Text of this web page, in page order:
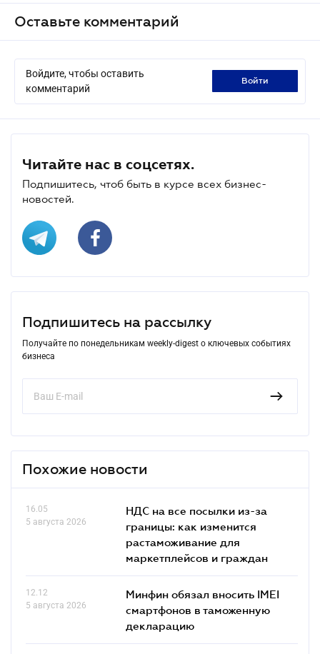
Оставьте комментарий
Войдите, чтобы оставить
комментарий
войти
Читайте нас в соцсетях.
Подпишитесь, чтоб быть в курсе всех бизнес-
новостей.
Подпишитесь на рассылку
Получайте по понедельникам weekly-digest о ключевых событиях
бизнеса
Похожие новости
16.05
5 августа 2026
НДС на все посылки из-за
границы: как изменится
растаможивание для
маркетплейсов и граждан
12.12
5 августа 2026
Минфин обязал вносить IMEI
смартфонов в таможенную
декларацию